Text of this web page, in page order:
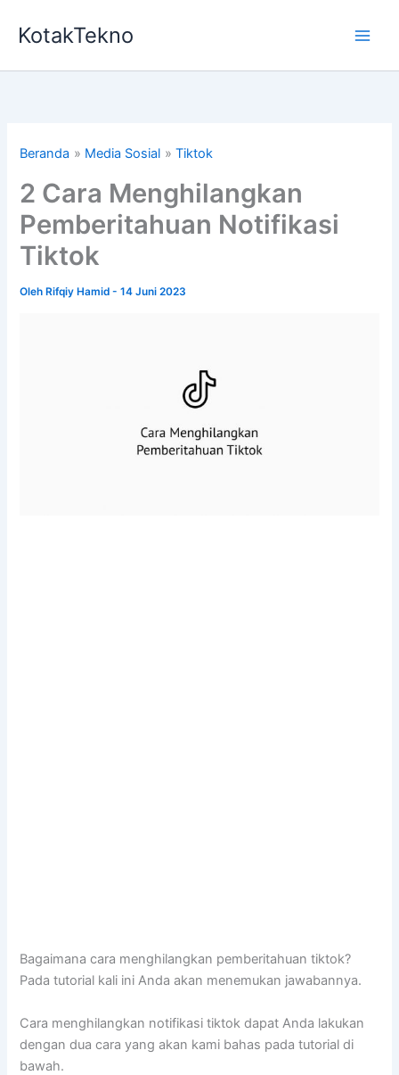
KotakTekno
Beranda Media Sosial Tiktok
2 Cara Menghilangkan
Pemberitahuan Notifikasi
Tiktok
Oleh Rifqiy Hamid-14 Juni 2023
Bagaimana cara menghilangkan pemberitahuan tiktok?
Pada tutorial kali ini Anda akan menemukan jawabannya.
Cara menghilangkan notifikasi tiktok dapat Anda lakukan
dengan dua cara yang akan kami bahas pada tutorial di
bawah.